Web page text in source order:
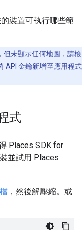
裝置可執行哪些範
但未顯示任何地圖，請檢
API 金鑰新增至應用程式
式
Places SDK for
並試用 Places
，然後解壓縮。或